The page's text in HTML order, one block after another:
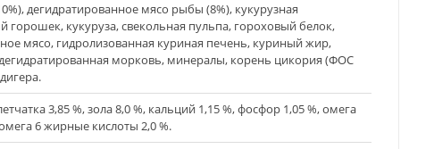
дегидратированное мясо рыбы (8%), кукурузная
горошек, кукуруза, свекольная пульпа, гороховый белок,
мясо, гидролизованная куриная печень, куриный жир,
морковь, минералы, корень цикория (ФОС
3,85 %, зола 8,0 %, кальций 1,15 %, фосфор 1,05 %, омега
6 жирные кислоты 2,0 %.